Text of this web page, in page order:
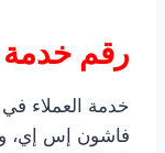
رقم خدمة
خدمة العملاء
فاشون إس إي،